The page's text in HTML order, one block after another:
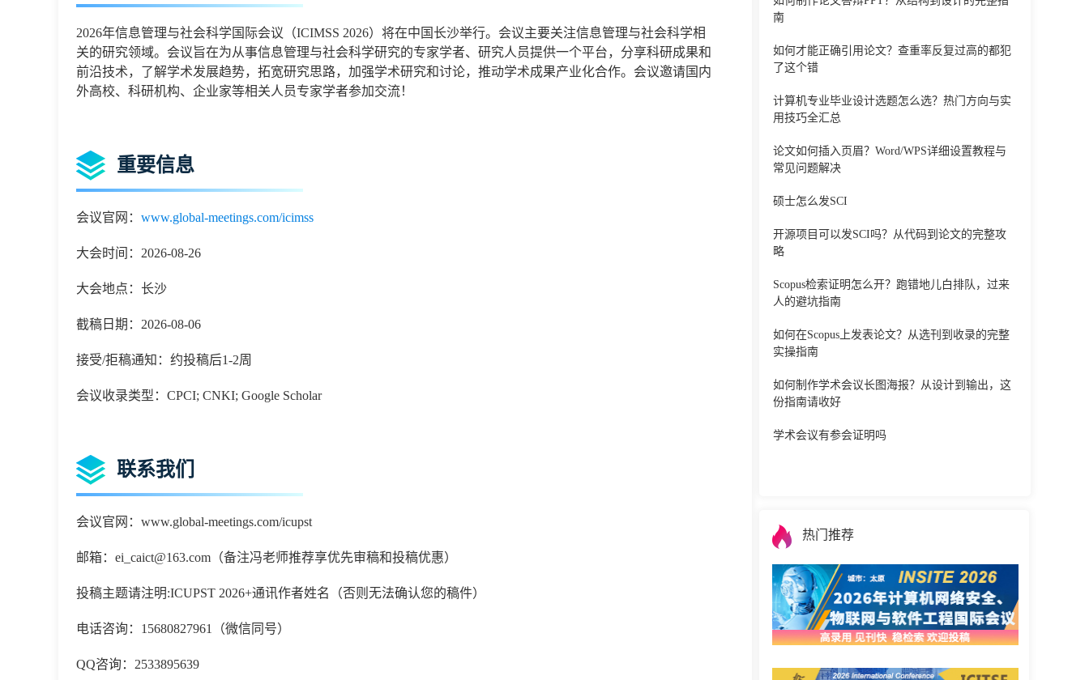
2026年信息管理与社会科学国际会议 （ICIMSS 2026）将在中国 长沙举行。会议主要关注信息管理与社会科学相
关的研究领域。会议旨在为从事信息管理与社会科学研究的专家学者、 研究人员提供一个平台，分享科研成果和
前沿技术，了解学术发展趋势，拓宽研究思路，加强学术研究和讨论，推动学术成果产业化合作。会议邀请国内
外高校、科研机构、企业家等相关人员专家学者参加交流！
重要信息
会议官网： www.global-meetings.com/icimss
大会时间：2026-08-26
大会地点：长沙
截稿日期：2026-08-06
接受/拒稿通知：约投稿后1-2周
会议收录类型：CPCI; CNKI; Google Scholar
联系我们
会议官网：www.global-meetings.com/icupst
邮箱： ei_caict@163.com （备注冯老师推荐享优先审稿和投稿优惠）
投稿主题请注明:ICUPST 2026+通讯作者姓名（否则无法确认您的稿件）
电话咨询：15680827961（微信同号）
QQ咨询：2533895639
南
如何才能正确引用论文？查重率反复过高的都犯
了这个错
计算机专业毕业设计选题怎么选？热门方向与实
用技巧全汇总
论文如何插入页眉？Word/WPS详细设置教程与
常见问题解决
硕士怎么发SCI
开源项目可以发SCI吗？从代码到论文的完整攻
略
Scopus检索证明怎么开？跑错地儿白排队，过来
人的避坑指南
如何在Scopus上发表论文？从选刊到收录的完整
实操指南
如何制作学术会议长图海报？从设计到输出，这
份指南请收好
学术会议有参会证明吗
热门推荐